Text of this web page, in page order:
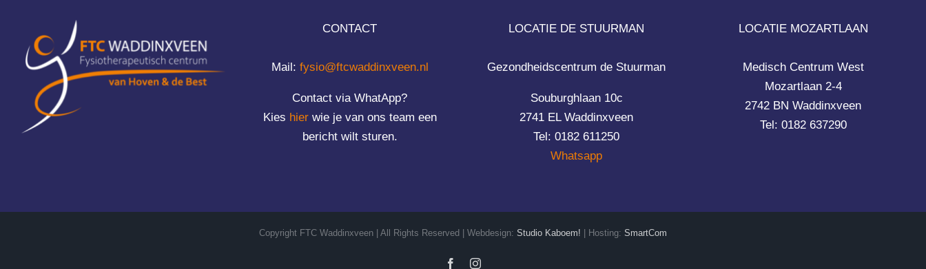
CONTACT
Mail: fysio@ftcwaddinxveen.nl
Contact via WhatApp?
Kies hierwie je van ons team een
bericht wilt sturen.
LOCATIE DE STUURMAN
Gezondheidscentrum de Stuurman
Souburghlaan 10c
2741 EL Waddinxveen
Tel: 0182 611250
Whatsapp
LOCATIE MOZARTLAAN
Medisch Centrum West
Mozartlaan 2-4
2742 BN Waddinxveen
Tel: 0182 637290
Copyright FTC Waddinxveen | All Rights Reserved | Webdesign: Studio Kaboem! | Hosting: SmartCom
FacebookInstagram